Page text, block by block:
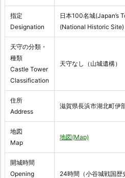
指定
Designation
日本100名城(Japan’s
(National Historic Site)
天守の分類・
種類
Castle Tower
Classification
天守なし（山城遺構）
住所
Address
滋賀県長浜市湖北町伊
地図
Map
地図(Map)
開城時間
Opening
24時間（小谷城戦国歴